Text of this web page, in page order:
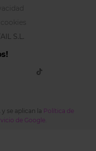
S.L.
se aplican la Política de
de Google